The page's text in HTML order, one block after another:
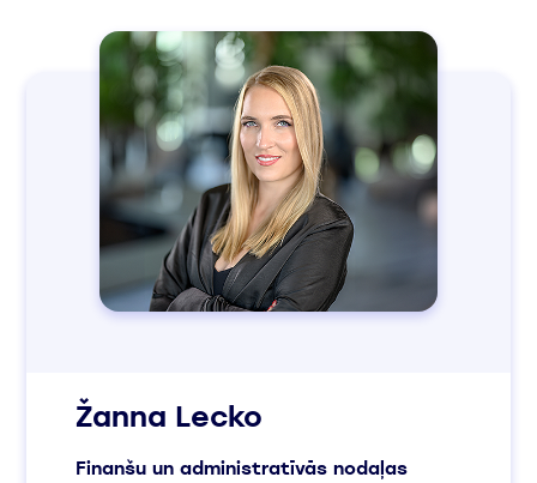
Žanna Lecko
Finanšu un administratīvās nodaļas